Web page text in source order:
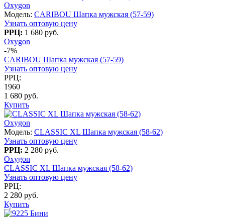
Oxygon
Модель: CARIBOU Шапка мужская (57-59)
Узнать оптовую цену
РРЦ: 1 680 руб.
Oxygon
-7%
CARIBOU Шапка мужская (57-59)
Узнать оптовую цену
РРЦ:
1960
1 680 руб.
Купить
Oxygon
Модель: CLASSIC XL Шапка мужская (58-62)
Узнать оптовую цену
РРЦ: 2 280 руб.
Oxygon
CLASSIC XL Шапка мужская (58-62)
Узнать оптовую цену
РРЦ:
2 280 руб.
Купить